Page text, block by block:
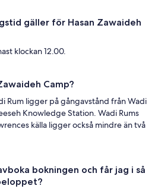
gäller för Hasan Zawaideh
klockan 12.00.
Camp?
Rum ligger på gångavstånd från Wadi
Knowledge Station. Wadi Rums
källa ligger också mindre än två
bokningen och får jag i så